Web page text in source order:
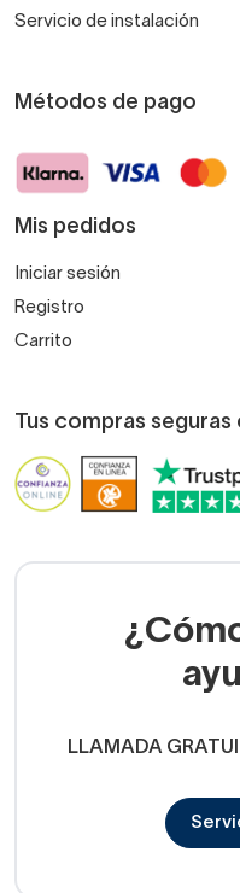
Servicio de instalación
Métodos de pago
Mis pedidos
Iniciar sesión
Registro
Carrito
Tus compras
LLAMADA